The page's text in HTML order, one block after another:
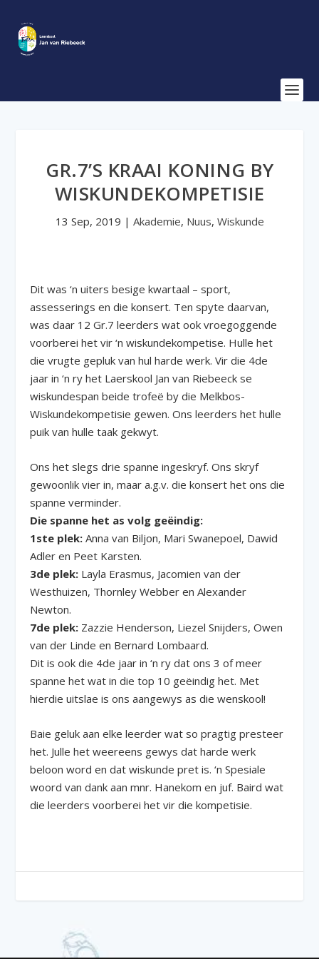
GR.7’S KRAAI KONING BY
WISKUNDEKOMPETISIE
13 Sep, 2019 | Akademie, Nuus, Wiskunde
Dit was ‘n uiters besige kwartaal – sport,
assesserings en die konsert. Ten spyte daarvan,
was daar 12 Gr.7 leerders wat ook vroegoggende
voorberei het vir ‘n wiskundekompetise. Hulle het
die vrugte gepluk van hul harde werk. Vir die 4de
jaar in ‘n ry het Laerskool Jan van Riebeeck se
wiskundespan beide trofeë by die Melkbos-
Wiskundekompetisie gewen. Ons leerders het hulle
puik van hulle taak gekwyt.
Ons het slegs drie spanne ingeskryf. Ons skryf
gewoonlik vier in, maar a.g.v. die konsert het ons die
spanne verminder.
Die spanne het as volg geëindig:
1ste plek: Anna van Biljon, Mari Swanepoel, Dawid
Adler en Peet Karsten.
3de plek: Layla Erasmus, Jacomien van der
Westhuizen, Thornley Webber en Alexander
Newton.
7de plek: Zazzie Henderson, Liezel Snijders, Owen
van der Linde en Bernard Lombaard.
Dit is ook die 4de jaar in ‘n ry dat ons 3 of meer
spanne het wat in die top 10 geëindig het. Met
hierdie uitslae is ons aangewys as die wenskool!
Baie geluk aan elke leerder wat so pragtig presteer
het. Julle het weereens gewys dat harde werk
beloon word en dat wiskunde pret is. ‘n Spesiale
woord van dank aan mnr. Hanekom en juf. Baird wat
die leerders voorberei het vir die kompetisie.